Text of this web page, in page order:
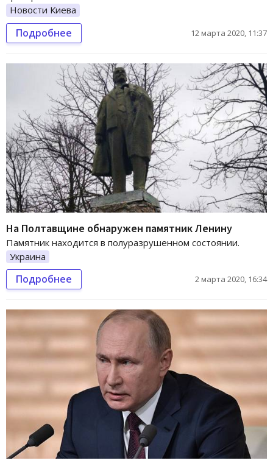
Новости Киева
Подробнее 12 марта 2020, 11:37
На Полтавщине обнаружен памятник Ленину
Памятник находится в полуразрушенном состоянии.
Украина
Подробнее 2 марта 2020, 16:34